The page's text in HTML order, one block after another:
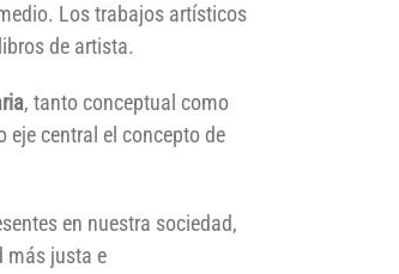
Los trabajos artísticos
de artista.
, tanto conceptual como
eje central el concepto de
en nuestra sociedad,
más justa e